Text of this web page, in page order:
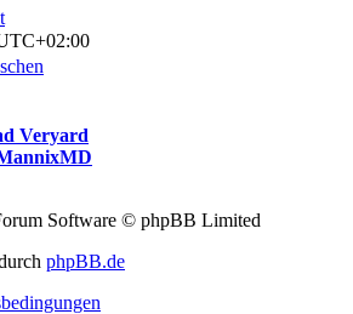
Veryard
Software © phpBB Limited
phpBB.de